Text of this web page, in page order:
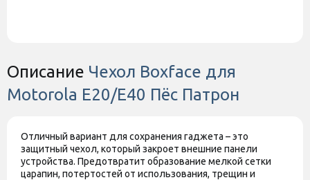
Описание Чехол Boxface для
Motorola E20/E40 Пёс Патрон
Отличный вариант для сохранения гаджета – это
защитный чехол, который закроет внешние панели
устройства. Предотвратит образование мелкой сетки
царапин, потертостей от использования, трещин и